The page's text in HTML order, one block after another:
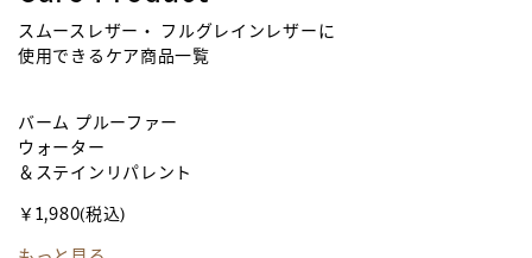
スムースレザー・ フルグレインレザーに
使用できるケア商品一覧
バーム プルーファー
ウォーター
＆ステインリパレント
￥1,980(税込)